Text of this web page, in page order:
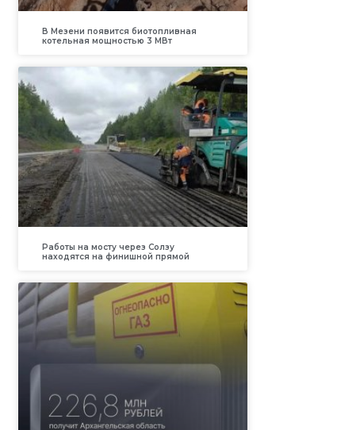
В Мезени появится биотопливная
котельная мощностью 3 МВт
Работы на мосту через Солзу
находятся на финишной прямой